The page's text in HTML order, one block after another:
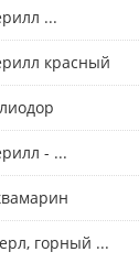
...
красный
- ...
горный ...